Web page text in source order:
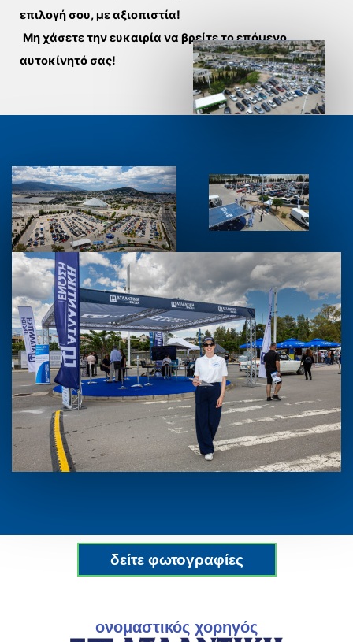
επιλογή σου, με αξιοπιστία!
Μη χάσετε την ευκαιρία να βρείτε το επόμενο
αυτοκίνητό σας!
δείτε φωτογραφίες
ονομαστικός χορηγός